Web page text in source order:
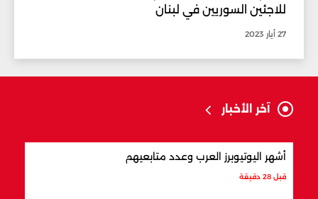
للاجئين السوريين في لبنان
27 أيار 2023
آخر الأخبار
أشهر اليوتيوبرز العرب وعدد متابعيهم
قبل 28 دقيقة